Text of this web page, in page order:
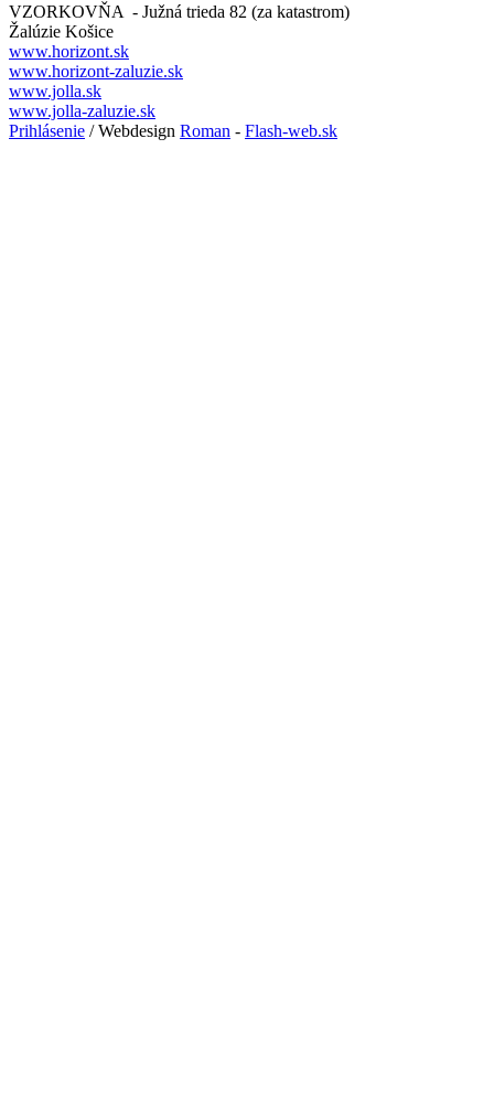
VZORKOVŇA - Južná trieda 82 (za katastrom)
Žalúzie Košice
www.horizont.sk
www.horizont-zaluzie.sk
www.jolla.sk
www.jolla-zaluzie.sk
Prihlásenie / Webdesign Roman - Flash-web.sk